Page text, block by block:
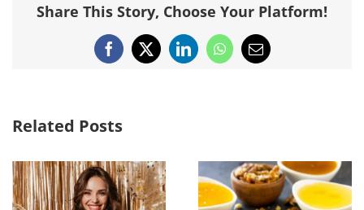
Share This Story, Choose Your Platform!
Facebook
X LinkedInWhatsApp
Email
Related Posts